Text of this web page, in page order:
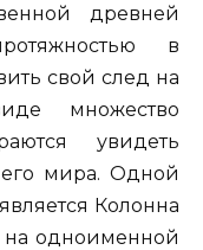
древней
в
свой след на
множество
увидеть
мира. Одной
Колонна
на одноименной